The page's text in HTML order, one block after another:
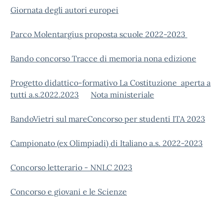
Giornata degli autori europei
Parco Molentargius proposta scuole 2022-2023
Bando concorso Tracce di memoria nona edizione
Progetto didattico-formativo La Costituzione aperta a
tutti a.s.2022.2023
Nota ministeriale
BandoVietri sul mareConcorso per studenti ITA 2023
Campionato (ex Olimpiadi) di Italiano a.s. 2022-2023
Concorso letterario - NNLC 2023
Concorso e giovani e le Scienze